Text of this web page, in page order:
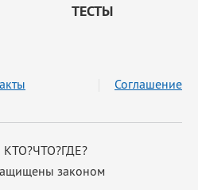
ТЕСТЫ
законом
Соглашение